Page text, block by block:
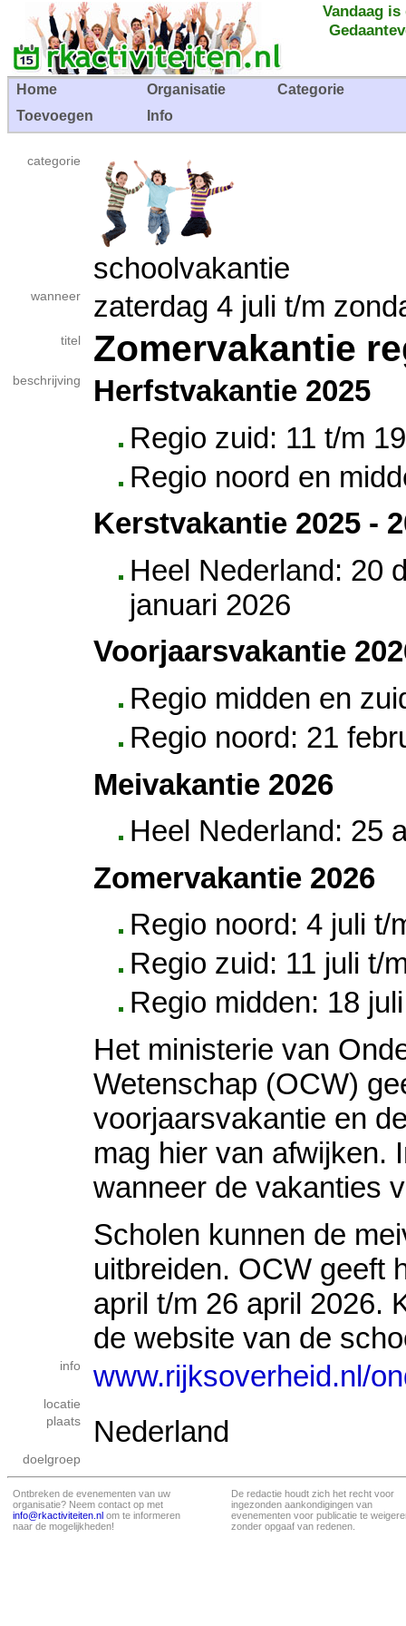
Vandaag
Home Organisatie
Categorie
Toevoegen
Info
categorie
schoolvakantie
wanneer zaterdag 4 juli t/m
titel Zomervakantie
beschrijving
Herfstvakantie 2025
Regio zuid: 11 t/m
Regio noord en
Kerstvakantie 2025 -
Heel Nederland: 20
januari 2026
Voorjaarsvakantie
Regio midden en
Regio noord: 21
Meivakantie 2026
Heel Nederland: 25
Zomervakantie 2026
Regio noord: 4 juli t/
Regio zuid: 11 juli t/
Regio midden: 18
Het ministerie van
Wetenschap (OCW)
voorjaarsvakantie en
mag hier van afwijken.
wanneer de vakanties
Scholen kunnen de
uitbreiden. OCW geeft
april t/m 26 april 2026.
de website van de
info www.rijksoverheid.nl/
locatie
plaats
Nederland
doelgroep
Ontbreken de evenementen van uw
organisatie? Neem contact op met
info@rkactiviteiten.nl om te informeren
naar de mogelijkheden!
De redactie houdt zich het recht voor
ingezonden aankondigingen van
evenementen voor publicatie te
zonder opgaaf van redenen.